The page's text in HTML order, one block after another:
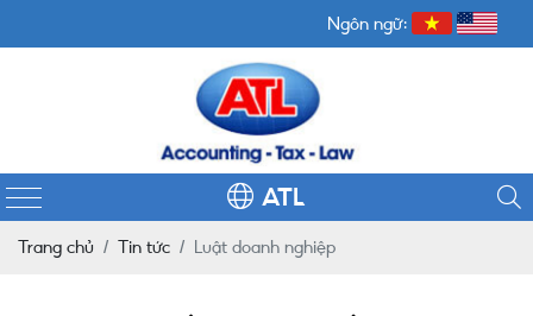
Ngôn ngữ:
ATL
Trang chủ Tin tức Luật doanh nghiệp